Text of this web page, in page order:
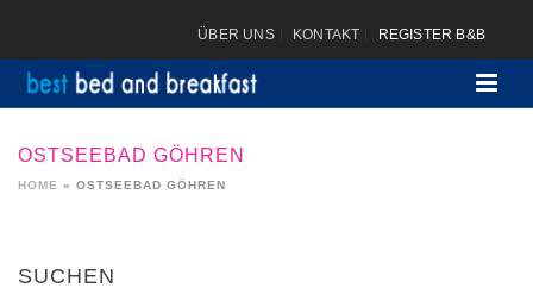
ÜBER UNS KONTAKT REGISTER B&B
OSTSEEBAD GÖHREN
HOME » OSTSEEBAD GÖHREN
SUCHEN